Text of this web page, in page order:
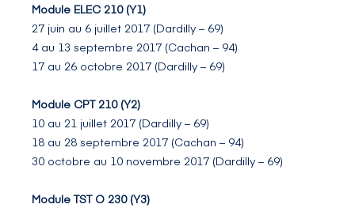
Module ELEC 210 (Y1)
27 juin au 6 juillet 2017 (Dardilly – 69)
4 au 13 septembre 2017 (Cachan – 94)
17 au 26 octobre 2017 (Dardilly – 69)
Module CPT 210 (Y2)
10 au 21 juillet 2017 (Dardilly – 69)
18 au 28 septembre 2017 (Cachan – 94)
30 octobre au 10 novembre 2017 (Dardilly – 69)
Module TST O 230 (Y3)